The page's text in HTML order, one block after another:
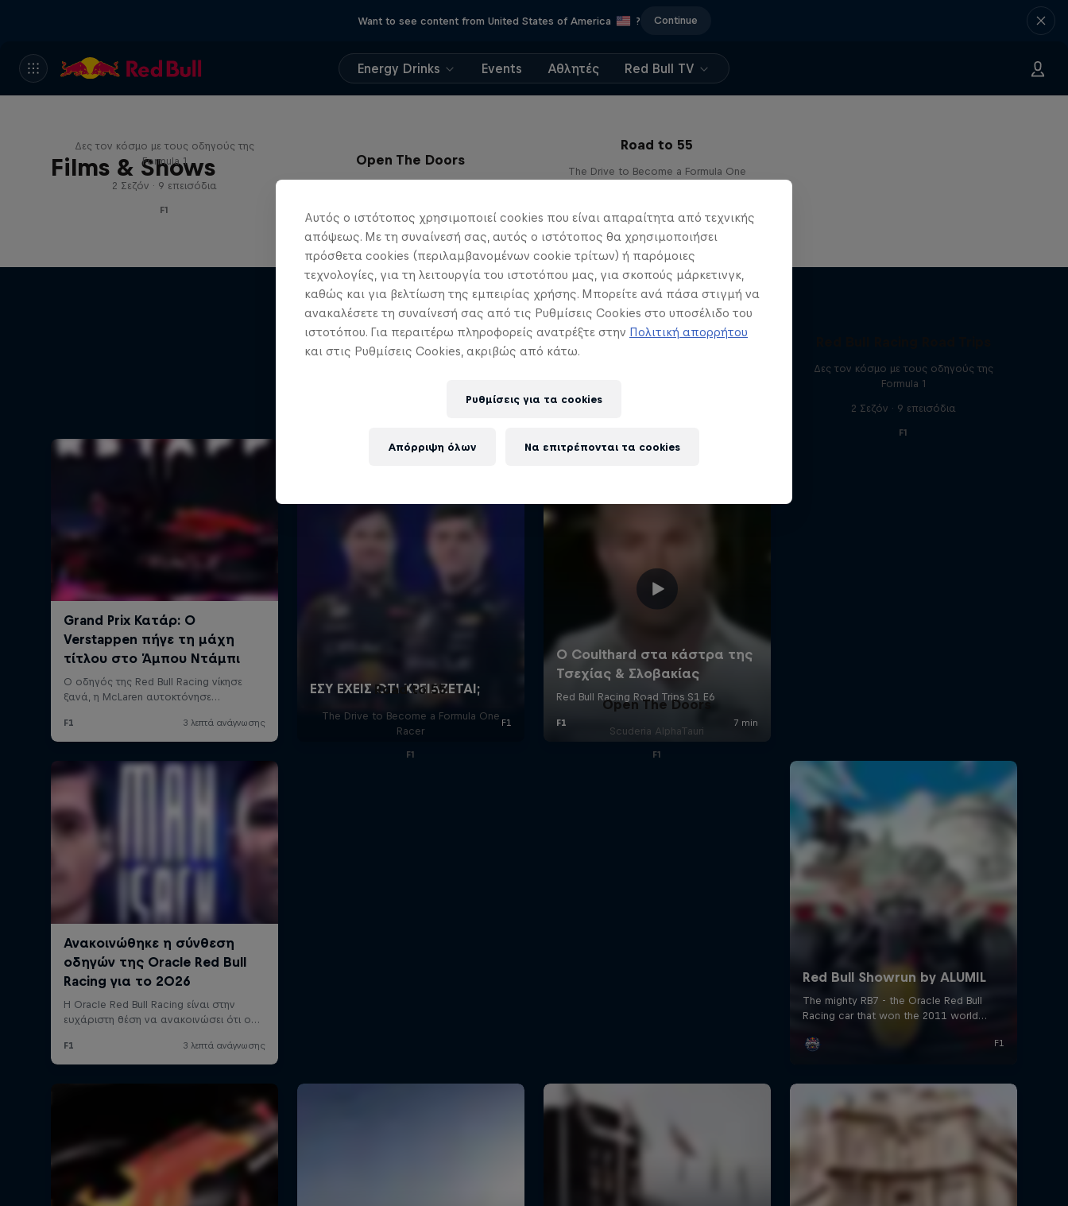
Want to see content from United States of America ? Continue
Energy Drinks Events Αθλητές Red Bull TV
Films & Shows
Δες τον κόσμο με τους οδηγούς της
Formula 1
2 Σεζόν · 9 επεισόδια
F1
Open The Doors
Road to 55
The Drive to Become a Formula One
Δες τον κόσμο με τους οδηγούς της
Formula 1
2 Σεζόν · 9 επεισόδια
F1
Road to 55
The Drive to Become a Formula One
Racer
F1
Open The Doors
Scuderia AlphaTauri
F1
Αυτός ο ιστότοπος χρησιμοποιεί cookies που είναι απαραίτητα από τεχνικής
απόψεως. Με τη συναίνεσή σας, αυτός ο ιστότοπος θα χρησιμοποιήσει
πρόσθετα cookies (περιλαμβανομένων cookie τρίτων) ή παρόμοιες
τεχνολογίες, για τη λειτουργία του ιστοτόπου μας, για σκοπούς μάρκετινγκ,
καθώς και για βελτίωση της εμπειρίας χρήσης. Μπορείτε ανά πάσα στιγμή να
ανακαλέσετε τη συναίνεσή σας από τις Ρυθμίσεις Cookies στο υποσέλιδο του
ιστοτόπου. Για περαιτέρω πληροφορείς ανατρέξτε στην Πολιτική απορρήτου
και στις Ρυθμίσεις Cookies, ακριβώς από κάτω.
Ρυθμίσεις για τα cookies
Απόρριψη όλων Να επιτρέπονται τα cookies